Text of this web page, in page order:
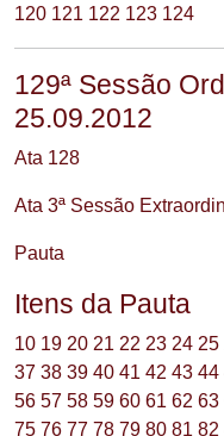
120 121 122 123 124
129ª Sessão
25.09.2012
Ata 128
Ata 3ª Sessão
Pauta
Itens da Pauta
10 19 20 21 22 23 24 25
37 38 39 40 41 42 43 44
56 57 58 59 60 61 62 63
75 76 77 78 79 80 81 82